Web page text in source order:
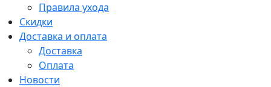
Правила ухода
Скидки
Доставка и оплата
Доставка
Оплата
Новости